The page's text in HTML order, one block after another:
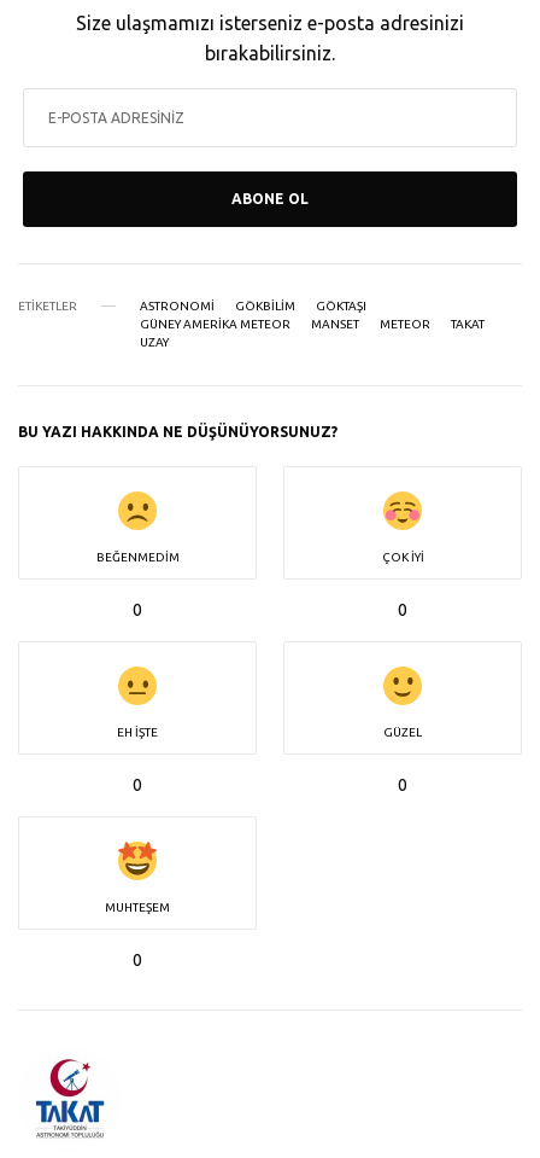
Size ulaşmamızı isterseniz e-posta adresinizi
bırakabilirsiniz.
ABONE OL
ETIKETLER ASTRONOMI GÖKBILIM
GÖKTAŞI
GÜNEY AMERIKA METEOR
MANSET METEOR
TAKAT
UZAY
BU YAZI HAKKINDA NE DÜŞÜNÜYORSUNUZ?
BEĞENMEDIM
0
ÇOK İYI
0
EH İŞTE
0
GÜZEL
0
MUHTEŞEM
0